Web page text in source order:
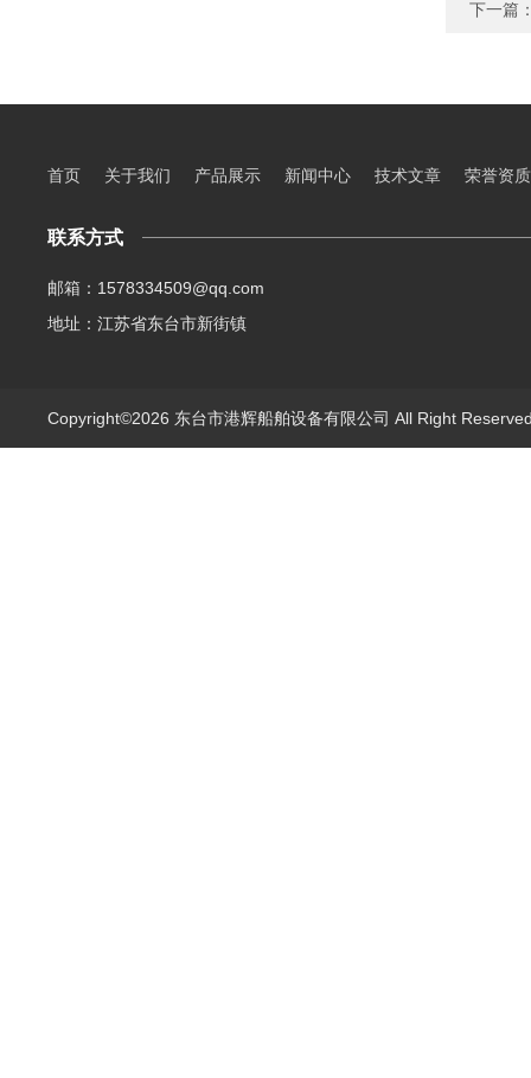
下一篇
首页 关于我们 产品展示 新闻中心 技术文章 荣誉资质
联系方式
邮箱：1578334509@qq.com
地址：江苏省东台市新街镇
Copyright©2026 东台市港辉船舶设备有限公司 All Right